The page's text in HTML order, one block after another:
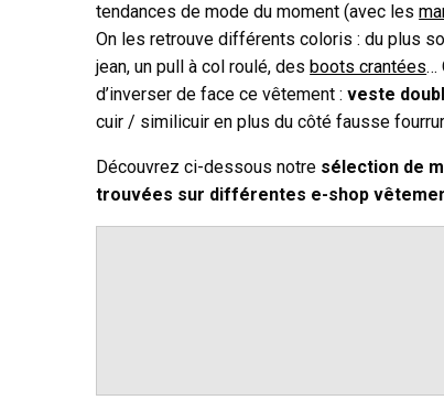
tendances de mode du moment (avec les
On les retrouve différents coloris : du plus
jean, un pull à col roulé, desboots crantées…
d’inverser de face ce vêtement :veste
cuir / similicuir en plus du côté fausse
Découvrez ci-dessous notre sélection de
trouvées sur différentes e-shop